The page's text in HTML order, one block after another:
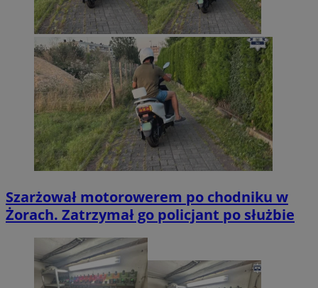
Szarżował motorowerem po chodniku w
Żorach. Zatrzymał go policjant po służbie